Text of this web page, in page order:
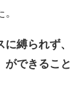
縛られず、
ができること